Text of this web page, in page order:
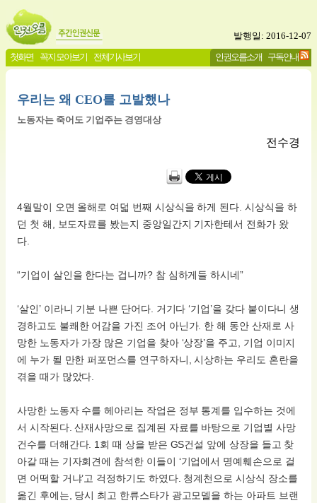
발행일: 2016-12-07
첫화면 꼭지 모아보기 전체기사보기 인권오름소개 구독안내
우리는 왜 CEO를 고발했나
노동자는 죽어도 기업주는 경영대상
전수경
4월말이 오면 올해로 여덟 번째 시상식을 하게 된다. 시상식을 하
던 첫 해, 보도자료를 봤는지 중앙일간지 기자한테서 전화가 왔
다.
“기업이 살인을 한다는 겁니까? 참 심하게들 하시네”
‘살인’ 이라니 기분 나쁜 단어다. 거기다 ‘기업’을 갖다 붙이다니 생
경하고도 불쾌한 어감을 가진 조어 아닌가. 한 해 동안 산재로 사
망한 노동자가 가장 많은 기업을 찾아 ‘상장’을 주고, 기업 이미지
에 누가 될 만한 퍼포먼스를 연구하자니, 시상하는 우리도 혼란을
겪을 때가 많았다.
사망한 노동자 수를 헤아리는 작업은 정부 통계를 입수하는 것에
서 시작된다. 산재사망으로 집계된 자료를 바탕으로 기업별 사망
건수를 더해간다. 1회 때 상을 받은 GS건설 앞에 상장을 들고 찾
아갈 때는 기자회견에 참석한 이들이 ‘기업에서 명예훼손으로 걸
면 어떡할 거냐’고 걱정하기도 하였다. 청계천으로 시상식 장소를
옮긴 후에는, 당시 최고 한류스타가 광고모델을 하는 아파트 브랜